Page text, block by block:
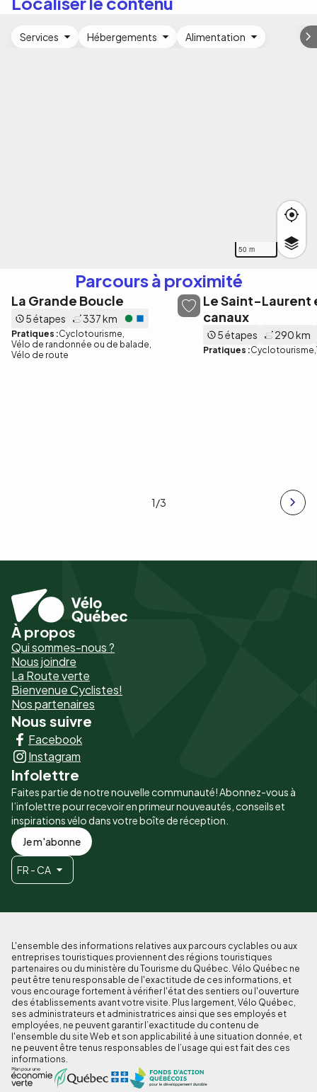
50 m
Services Hébergements Alimentation
Parcours à proximité
La Grande Boucle
5 étapes 337 km
Pratiques :Cyclotourisme
Vélo de randonnée ou de balade
Vélo de route
Le Saint-Laurent
canaux
5 étapes 290 km
Pratiques :Cyclotourisme
1/3
Pied
de
page
-
Liens
principaux
À propos
Qui sommes-nous ?
Nous joindre
La Route verte
Bienvenue Cyclistes!
Nos partenaires
Nous suivre
Facebook
Instagram
Infolettre
Faites partie de notre nouvelle communauté! Abonnez-vous à
l’infolettre pour recevoir en primeur nouveautés, conseils et
inspirations vélo dans votre boîte de réception.
Je m'abonne
FR - CA
L'ensemble des informations relatives aux parcours cyclables ou aux
entreprises touristiques proviennent des régions touristiques
partenaires ou du ministère du Tourisme du Québec. Vélo Québec ne
peut être tenu responsable de l'exactitude de ces informations, et
vous encourage fortement à vérifier l'état des sentiers ou l'ouverture
des établissements avant votre visite. Plus largement, Vélo Québec,
ses administrateurs et administratrices ainsi que ses employés et
employées, ne peuvent garantir l’exactitude du contenu de
l'ensemble du site Web et son applicabilité à une situation donnée, et
ne peuvent être tenus responsables de l’usage qui est fait des ces
informations.